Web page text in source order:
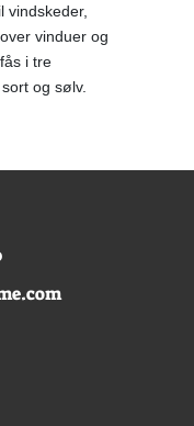
vindskeder,
vinduer og
i tre
og sølv.